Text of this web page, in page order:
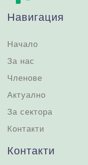
Навигация
Начало
За нас
Членове
Актуално
За сектора
Контакти
Контакти